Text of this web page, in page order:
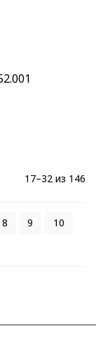
17–32 из 146
8 9
10